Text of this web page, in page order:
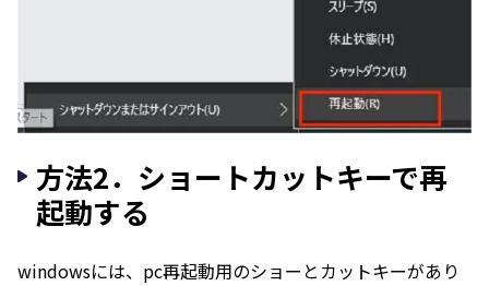
方法2．ショートカットキーで再
起動する
windowsには、pc再起動用のショーとカットキーがあり